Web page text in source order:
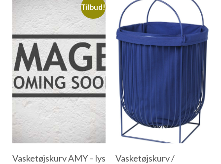
Tilbud!
Vasketøjskurv AMY – lys
Vasketøjskurv /